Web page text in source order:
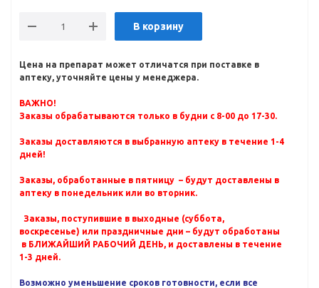
В корзину
Цена на препарат может отличатся при поставке в
аптеку, уточняйте цены у менеджера.
ВАЖНО!
Заказы обрабатываются только в будни с 8-00 до 17-30.
Заказы доставляются в выбранную аптеку в течение 1-4
дней!
Заказы, обработанные в пятницу – будут доставлены в
аптеку в понедельник или во вторник.
Заказы, поступившие в выходные (суббота,
воскресенье) или праздничные дни – будут обработаны
в БЛИЖАЙШИЙ РАБОЧИЙ ДЕНЬ, и доставлены в течение
1-3 дней.
Возможно уменьшение сроков готовности, если все